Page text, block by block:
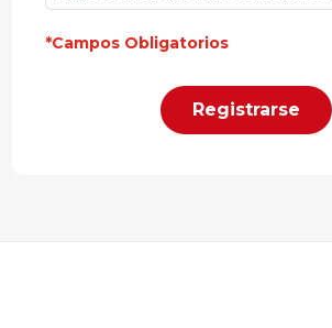
*Campos Obligatorios
Registrarse